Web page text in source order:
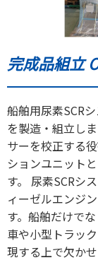
完成品組立
船舶用尿素SCR
を製造・組立し
サーを校正する
ションユニット
す。 尿素SCRシ
ィーゼルエンジ
す。船舶だけで
車や小型トラッ
現する上で欠か